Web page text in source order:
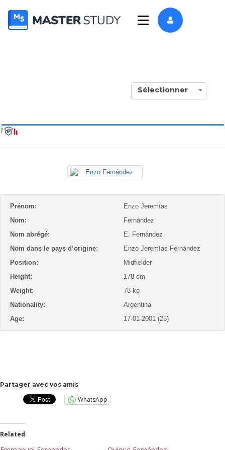
Sélectionner
Prénom:
Enzo Jeremías
Nom:
Fernández
Nom abrégé:
E. Fernández
Nom dans le pays d’origine:
Enzo Jeremías Fernández
Position:
Midfielder
Height:
178 cm
Weight:
78 kg
Nationality:
Argentina
Age:
17-01-2001 (25)
Partager avec vos amis
WhatsApp
Related